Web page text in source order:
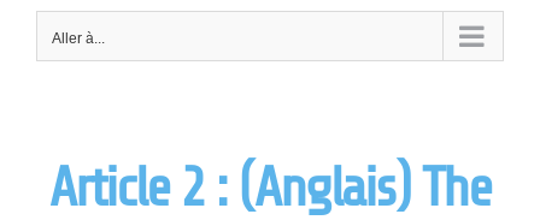
Aller à...
Article 2 : (Anglais) The